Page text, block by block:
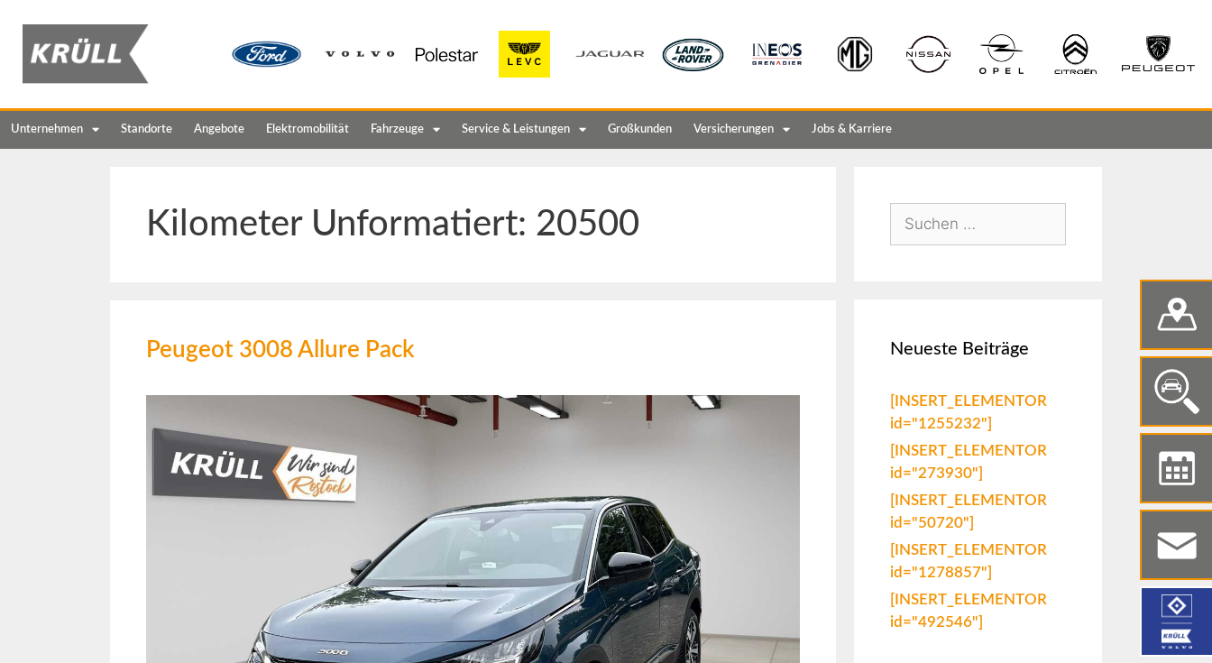
Unternehmen Standorte Angebote Elektromobilität Fahrzeuge Service & Leistungen Großkunden Versicherungen Jobs & Karriere
Kilometer Unformatiert: 20500
Peugeot 3008 Allure Pack Neueste Beiträge
[INSERT_ELEMENTOR
id="1255232"]
[INSERT_ELEMENTOR
id="273930"]
[INSERT_ELEMENTOR
id="50720"]
[INSERT_ELEMENTOR
id="1278857"]
[INSERT_ELEMENTOR
id="492546"]